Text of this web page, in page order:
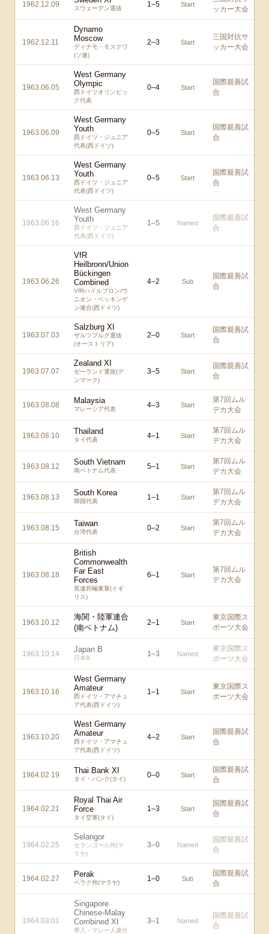
1962.12.09 スウェーデン選抜 1–5 Start
ッカー大会
1962.12.11
Dynamo
Moscow
ディナモ・モスクワ
(ソ連)
2–3 Start
三国対抗サ
ッカー大会
1963.06.05
West Germany
Olympic
西ドイツオリンピッ
ク代表
0–4 Start
国際親善試
合
1963.06.09
West Germany
Youth
西ドイツ・ジュニア
代表(西ドイツ)
0–5 Start
国際親善試
合
1963.06.13
West Germany
Youth
西ドイツ・ジュニア
代表(西ドイツ)
0–5 Start
国際親善試
合
1963.06.16
West Germany
Youth
西ドイツ・ジュニア
代表(西ドイツ)
1–5 Named
国際親善試
合
1963.06.26
VfR
Heilbronn/Union
Bückingen
Combined
VfRハイルブロン/ウ
ニオン・ベッキンゲ
ン連合(西ドイツ)
4–2 Sub
国際親善試
合
1963.07.03
Salzburg XI
ザルツブルク選抜
(オーストリア)
2–0 Start
国際親善試
合
1963.07.07
Zealand XI
ゼーランド選抜(デ
ンマーク)
3–5 Start
国際親善試
合
1963.08.08 Malaysia
マレーシア代表 4–3 Start
第7回ムル
デカ大会
1963.08.10 Thailand
タイ代表 4–1 Start
第7回ムル
デカ大会
1963.08.12 South Vietnam
南ベトナム代表 5–1 Start
第7回ムル
デカ大会
1963.08.13 South Korea
韓国代表 1–1 Start
第7回ムル
デカ大会
1963.08.15 Taiwan
台湾代表 0–2 Start
第7回ムル
デカ大会
1963.08.18
British
Commonwealth
Far East
Forces
英連邦極東軍(イギ
リス)
6–1 Start
第7回ムル
デカ大会
1963.10.12
海関・陸軍連合
(南ベトナム)
2–1 Start
東京国際ス
ポーツ大会
1963.10.14 Japan B
日本B 1–3 Named
東京国際ス
ポーツ大会
1963.10.16
West Germany
Amateur
西ドイツ・アマチュ
ア代表(西ドイツ)
1–1 Start
東京国際ス
ポーツ大会
1963.10.20
West Germany
Amateur
西ドイツ・アマチュ
ア代表(西ドイツ)
4–2 Start
国際親善試
合
1964.02.19 Thai Bank XI
タイ・バンク(タイ) 0–0 Start
国際親善試
合
1964.02.21
Royal Thai Air
Force
タイ空軍(タイ)
1–3 Start
国際親善試
合
1964.02.25
Selangor
セランゴール州(マ
ラヤ)
3–0 Named
国際親善試
合
1964.02.27 Perak
ペラク州(マラヤ) 1–0 Sub
国際親善試
合
1964.03.01
Singapore
Chinese-Malay
Combined XI
華人・マレー人連合
3–1 Named
国際親善試
合